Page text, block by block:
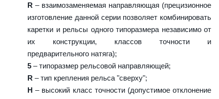
R – взаимозаменяемая направляющая (прецизионное
изготовление данной серии позволяет комбинировать
каретки и рельсы одного типоразмера независимо от
их конструкции, классов точности и
предварительного натяга);
5 – типоразмер рельсовой направляющей;
R – тип крепления рельса "сверху";
H – высокий класс точности (допустимое отклонение